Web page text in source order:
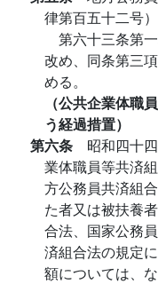
律第百五十二号
第六十三条第
改め、同条第三
める。
（公共企業体職
う経過措置）
第六条 昭和四十
業体職員等共済
方公務員共済組
た者又は被扶養
合法、国家公務
済組合法の規定
額については、